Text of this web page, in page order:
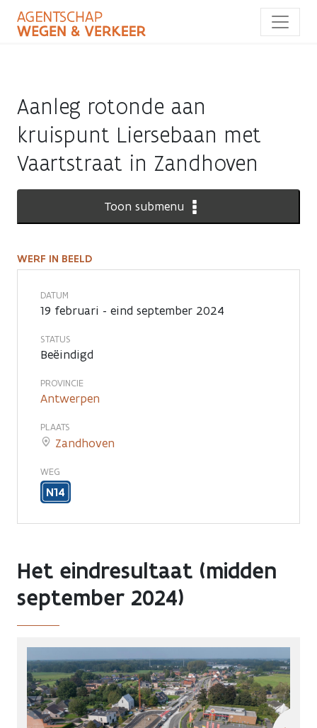
naar
Aanleg rotonde aan
kruispunt Liersebaan met
Vaartstraat in Zandhoven
Toon submenu
Werf
beeld
WERF IN BEELD
DATUM
19 februari - eind september 2024
STATUS
Beëindigd
PROVINCIE
Antwerpen
PLAATS
Zandhoven
WEG
N14
Het eindresultaat (midden
september 2024)